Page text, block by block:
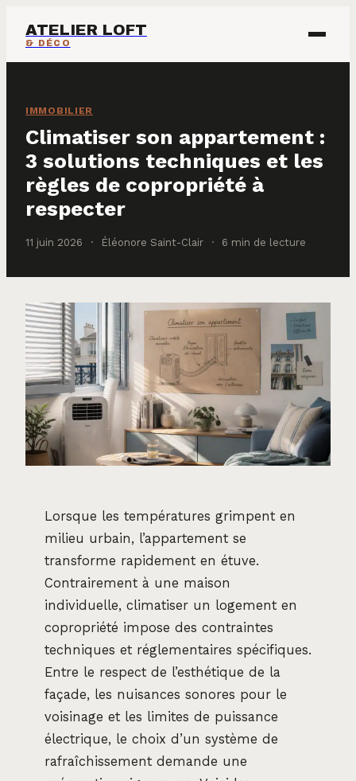
ATELIER LOFT
& DÉCO
IMMOBILIER
MAISON & DÉCO
IMMOBILIER
Climatiser son appartement :
3 solutions techniques et les
règles de copropriété à
respecter
11 juin 2026 · Éléonore Saint-Clair · 6 min de lecture
Lorsque les températures grimpent en
milieu urbain, l’appartement se
transforme rapidement en étuve.
Contrairement à une maison
individuelle, climatiser un logement en
copropriété impose des contraintes
techniques et réglementaires spécifiques.
Entre le respect de l’esthétique de la
façade, les nuisances sonores pour le
voisinage et les limites de puissance
électrique, le choix d’un système de
rafraîchissement demande une